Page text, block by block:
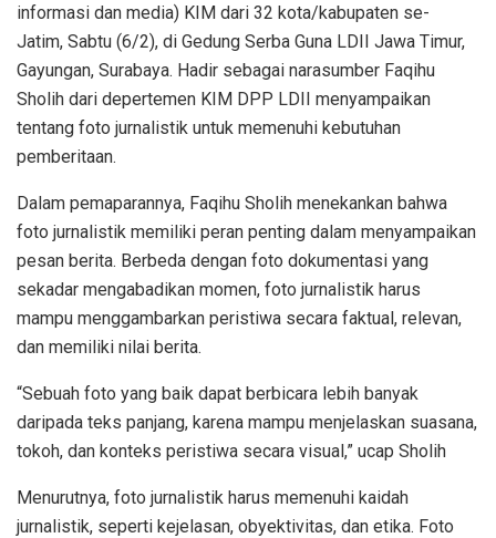
informasi dan media) KIM dari 32 kota/kabupaten se-
Jatim, Sabtu (6/2), di Gedung Serba Guna LDII Jawa Timur,
Gayungan, Surabaya. Hadir sebagai narasumber Faqihu
Sholih dari depertemen KIM DPP LDII menyampaikan
tentang foto jurnalistik untuk memenuhi kebutuhan
pemberitaan.
Dalam pemaparannya, Faqihu Sholih menekankan bahwa
foto jurnalistik memiliki peran penting dalam menyampaikan
pesan berita. Berbeda dengan foto dokumentasi yang
sekadar mengabadikan momen, foto jurnalistik harus
mampu menggambarkan peristiwa secara faktual, relevan,
dan memiliki nilai berita.
“Sebuah foto yang baik dapat berbicara lebih banyak
daripada teks panjang, karena mampu menjelaskan suasana,
tokoh, dan konteks peristiwa secara visual,” ucap Sholih
Menurutnya, foto jurnalistik harus memenuhi kaidah
jurnalistik, seperti kejelasan, obyektivitas, dan etika. Foto